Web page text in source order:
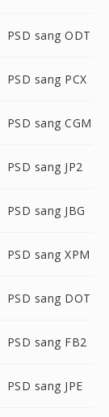
PSD sang ODT
PSD sang PCX
PSD sang CGM
PSD sang JP2
PSD sang JBG
PSD sang XPM
PSD sang DOT
PSD sang FB2
PSD sang JPE